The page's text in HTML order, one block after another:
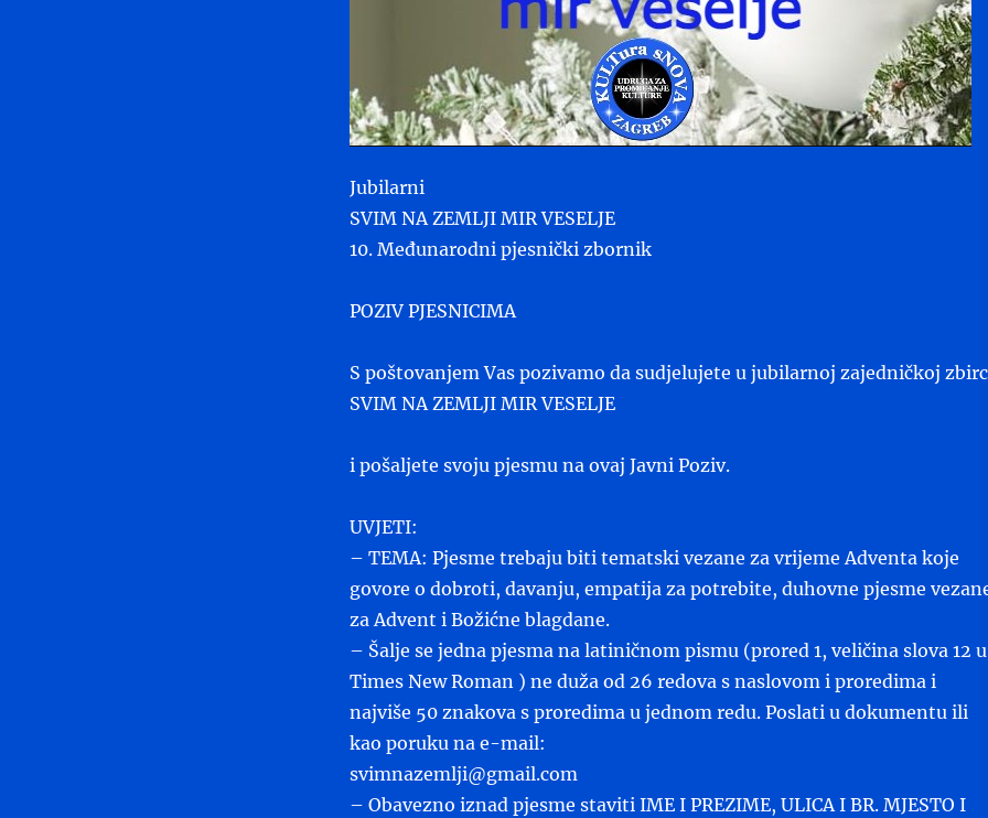
Jubilarni
SVIM NA ZEMLJI MIR VESELJE
10. Međunarodni pjesnički zbornik
POZIV PJESNICIMA
S poštovanjem Vas pozivamo da sudjelujete u jubilarnoj zajedničkoj
SVIM NA ZEMLJI MIR VESELJE
i pošaljete svoju pjesmu na ovaj Javni Poziv.
UVJETI:
– TEMA: Pjesme trebaju biti tematski vezane za vrijeme Adventa koje
govore o dobroti, davanju, empatija za potrebite, duhovne pjesme
za Advent i Božićne blagdane.
– Šalje se jedna pjesma na latiničnom pismu (prored 1, veličina slova 12 u
Times New Roman ) ne duža od 26 redova s naslovom i proredima i
najviše 50 znakova s proredima u jednom redu. Poslati u dokumentu ili
kao poruku na e-mail:
svimnazemlji@gmail.com
– Obavezno iznad pjesme staviti IME I PREZIME, ULICA I BR. MJESTO I